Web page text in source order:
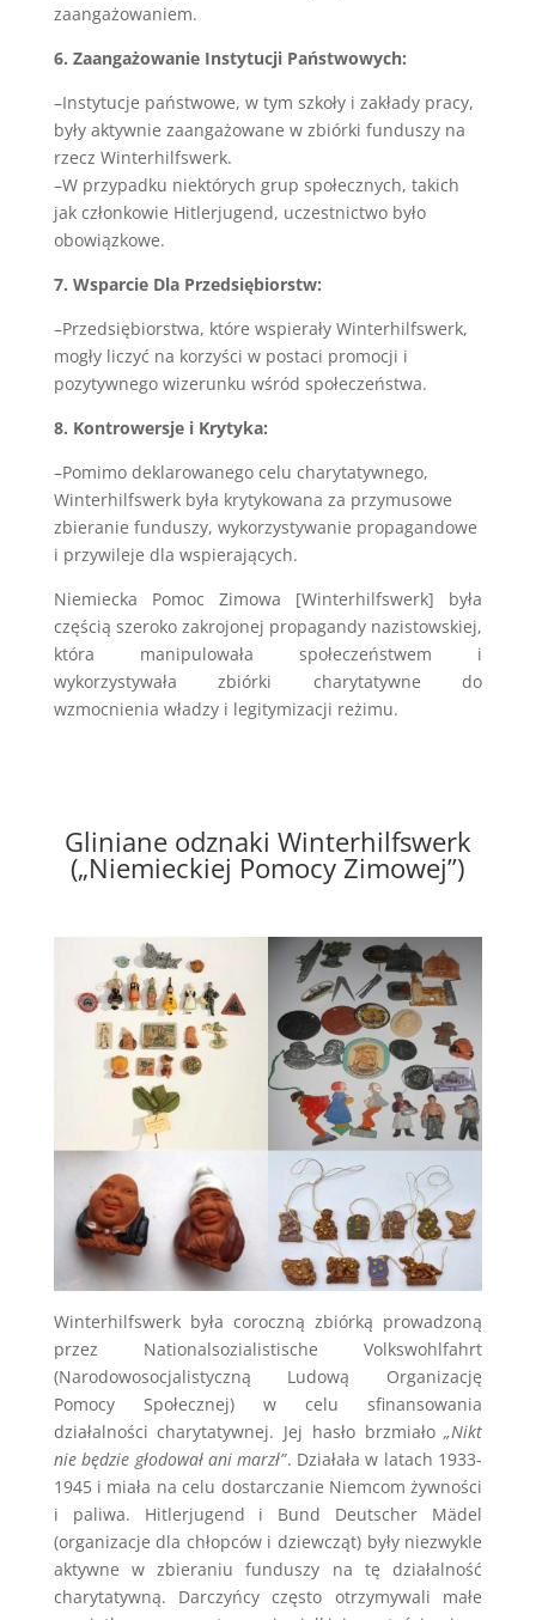
zaangażowaniem.
6. Zaangażowanie Instytucji Państwowych:
–Instytucje państwowe, w tym szkoły i zakłady pracy,
były aktywnie zaangażowane w zbiórki funduszy na
rzecz Winterhilfswerk.
–W przypadku niektórych grup społecznych, takich
jak członkowie Hitlerjugend, uczestnictwo było
obowiązkowe.
7. Wsparcie Dla Przedsiębiorstw:
–Przedsiębiorstwa, które wspierały Winterhilfswerk,
mogły liczyć na korzyści w postaci promocji i
pozytywnego wizerunku wśród społeczeństwa.
8. Kontrowersje i Krytyka:
–Pomimo deklarowanego celu charytatywnego,
Winterhilfswerk była krytykowana za przymusowe
zbieranie funduszy, wykorzystywanie propagandowe
i przywileje dla wspierających.
Niemiecka Pomoc Zimowa [Winterhilfswerk] była
częścią szeroko zakrojonej propagandy nazistowskiej,
która manipulowała społeczeństwem i
wykorzystywała zbiórki charytatywne do
wzmocnienia władzy i legitymizacji reżimu.
Gliniane odznaki Winterhilfswerk
(„Niemieckiej Pomocy Zimowej”)
Winterhilfswerk była coroczną zbiórką prowadzoną
przez Nationalsozialistische Volkswohlfahrt
(Narodowosocjalistyczną Ludową Organizację
Pomocy Społecznej) w celu sfinansowania
działalności charytatywnej. Jej hasło brzmiało„Nikt
nie będzie głodował ani marzł”. Działała w latach 1933-
1945 i miała na celu dostarczanie Niemcom żywności
i paliwa. Hitlerjugend i Bund Deutscher Mädel
(organizacje dla chłopców i dziewcząt) były niezwykle
aktywne w zbieraniu funduszy na tę działalność
charytatywną. Darczyńcy często otrzymywali małe